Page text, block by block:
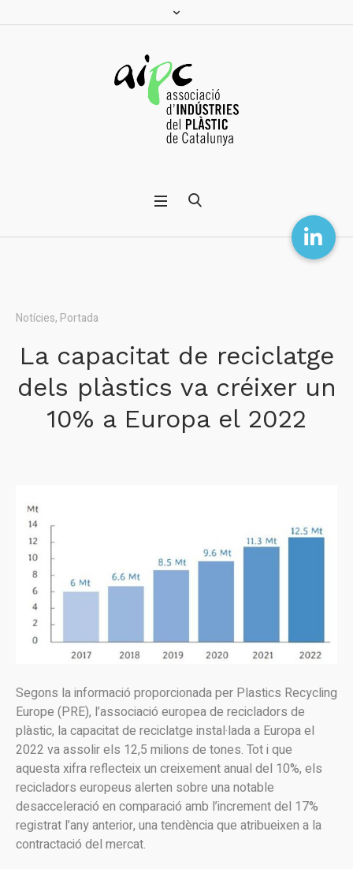
Notícies, Portada
La capacitat de reciclatge
dels plàstics va créixer un
10% a Europa el 2022
Segons la informació proporcionada per Plastics Recycling
Europe (PRE), l’associació europea de recicladors de
plàstic, la capacitat de reciclatge instal·lada a Europa el
2022 va assolir els 12,5 milions de tones. Tot i que
aquesta xifra reflecteix un creixement anual del 10%, els
recicladors europeus alerten sobre una notable
desacceleració en comparació amb l’increment del 17%
registrat l’any anterior, una tendència que atribueixen a la
contractació del mercat.